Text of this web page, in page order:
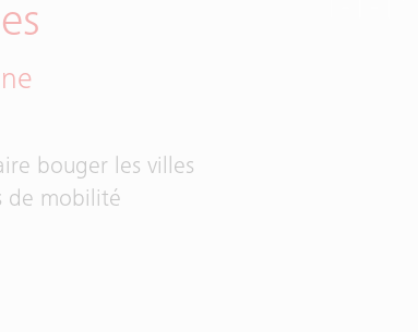
bouger les villes
de mobilité